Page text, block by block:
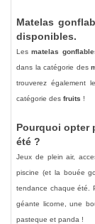
Matelas
disponibles.
Lesmatelas
dans la catégorie des
trouverez également
catégorie des fruits !
Pourquoi opter
été ?
Jeux de plein air,
piscine (et la bouée
tendance chaqueété
géante licorne , une
pasteque et panda !